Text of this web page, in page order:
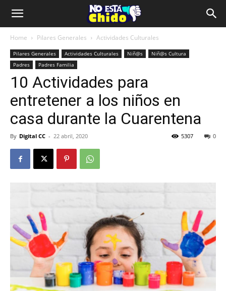
Home Pilares Generales Actividades Culturales
Pilares Generales Actividades Culturales Niñ@s
Niñ@s Cultura
Padres
Padres Familia
10 Actividades para
entretener a los niños en
casa durante la Cuarentena
By Digital CC - 22 abril, 2020 0
5307